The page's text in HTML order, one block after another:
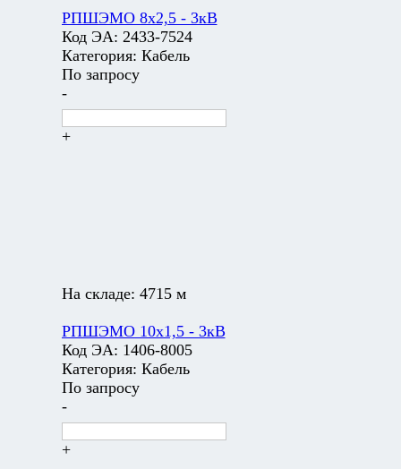
РПШЭМО 8х2,5 - 3кВ
Код ЭА: 2433-7524
Категория: Кабель
По запросу
-
+
На складе: 4715 м
РПШЭМО 10х1,5 - 3кВ
Код ЭА: 1406-8005
Категория: Кабель
По запросу
-
+